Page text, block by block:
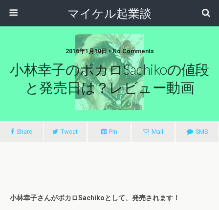
マイケル起業談
2016年1月10日 • No Comments
小林幸子のボカロSachikoの値段
と発売日は？レビュー動画
Share Tweet Pin Mail SMS
小林幸子さんがボカロSachikoとして、発売されます！